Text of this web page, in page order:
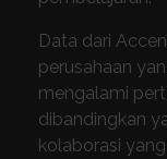
Data dari
perusahaan
mengalami
dibandingkan
kolaborasi